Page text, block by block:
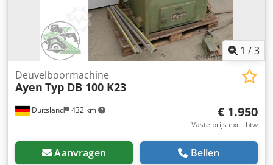
1 /3
Duitsland 432 km
Deuvelboormachine
Ayen Typ DB 100 K23
€ 1.950
Vaste prijs excl. btw
Aanvragen Bellen